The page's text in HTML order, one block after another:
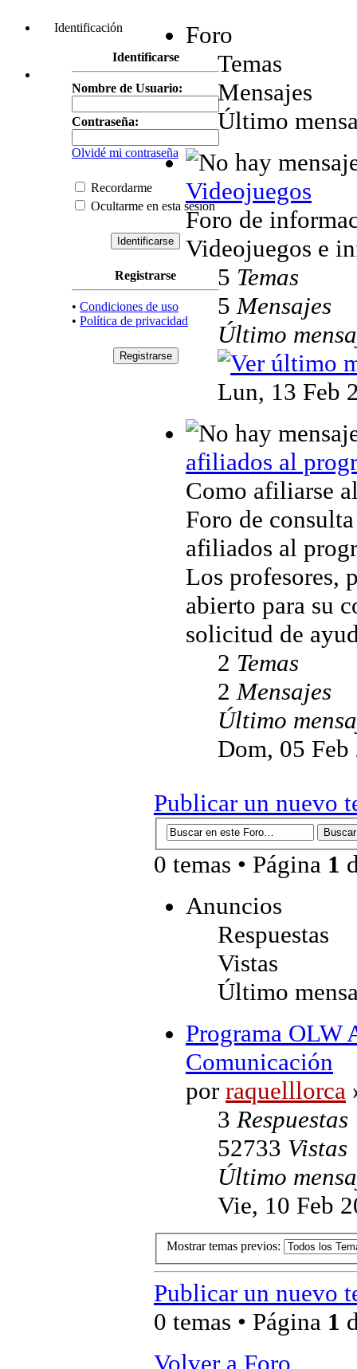
Identificación
Identificarse
Nombre de Usuario:
Contraseña:
Olvidé mi contraseña
Recordarme
Ocultarme en esta sesión
Registrarse
• Condiciones de uso
• Política de privacidad
Foro
Temas
Mensajes
Último
Videojuegos
Foro de
Videojuegos e
5 Temas
5Mensajes
Último
Lun, 13 Feb
afiliados al
Como afiliarse
Foro de
afiliados al
Los profesores,
abierto para su
solicitud de
2 Temas
2Mensajes
Último
Dom, 05
Publicar un nuevo
0 temas • Página 1
Anuncios
Respuestas
Vistas
Último
Programa OLW
Comunicación
por raquelllorca
3 Respuestas
52733 Vistas
Último
Vie, 10 Feb
Mostrar temas previos:
Publicar un nuevo
0 temas • Página 1
Volver a Foro